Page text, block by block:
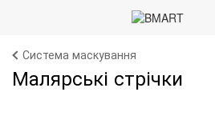
Система маскування
Малярські стрічки